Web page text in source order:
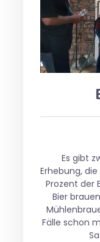
Es gibt
Erhebung,
Prozent der
Bier
Fälle schon